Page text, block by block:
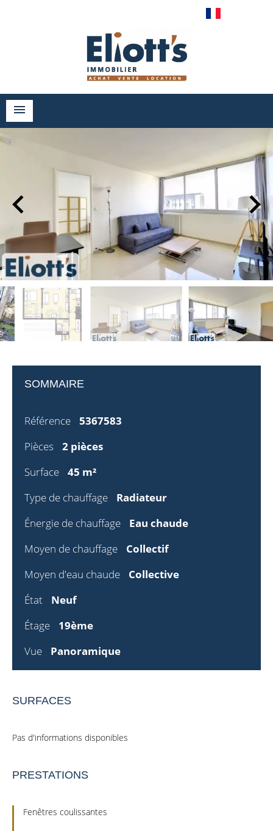
SOMMAIRE
Référence
5367583
Pièces
2 pièces
Surface
45 m²
Type de chauffage
Radiateur
Énergie de chauffage
Eau chaude
Moyen de chauffage
Collectif
Moyen d'eau chaude
Collective
État
Neuf
Étage
19ème
Vue
Panoramique
SURFACES
Pas d'informations disponibles
PRESTATIONS
Fenêtres coulissantes